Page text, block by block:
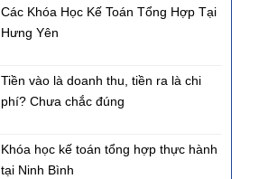
Các Khóa Học Kế Toán Tổng Hợp Tại
Hưng Yên
Tiền vào là doanh thu, tiền ra là chi
phí? Chưa chắc đúng
Khóa học kế toán tổng hợp thực hành
tại Ninh Bình